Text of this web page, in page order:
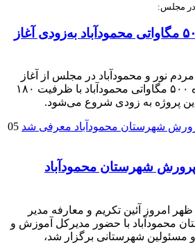
در مجلس:
فاز نخست نیروگاه ۵۰۰ مگاواتی محمودآباد به‌زودی آغاز
مردم نور و محمودآباد در مجلس از آغاز
اجرای فاز نخست نیروگاه ۵۰۰ مگاواتی محمودآباد با ظرفیت ۱۸۰
پروژه به زودی شروع می‌شود.
05
شهرستان محمودآباد
ظهر امروز آئین تکریم و معارفه مدیر
محمودآباد با حضور مدیرکل آموزش و
مسئولین شهرستانی برگزار شد،